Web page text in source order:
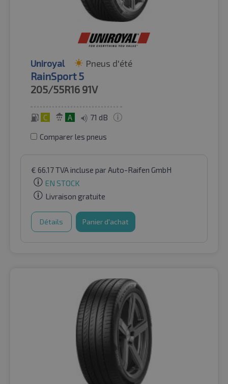
Uniroyal Pneus d'été
RainSport 5
205/55R16 91V
C A 71 dB
Comparer les pneus
€ 66.17TVA incluse par Auto-Raifen GmbH
EN STOCK
Livraison gratuite
Détails Panier d'achat